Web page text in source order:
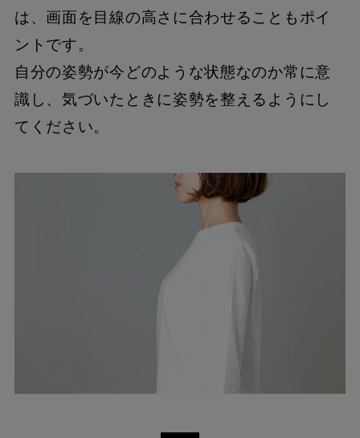
は、画面を目線の高さに合わせることもポイ
ントです。
自分の姿勢が今どのような状態なのか常に意
識し、気づいたときに姿勢を整えるようにし
てください。